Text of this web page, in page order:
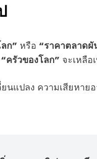
ก” หรือ “ราคาตลาดผั
“ครัวของโลก” จะเหลื
ยนแปลง ความเสียหา